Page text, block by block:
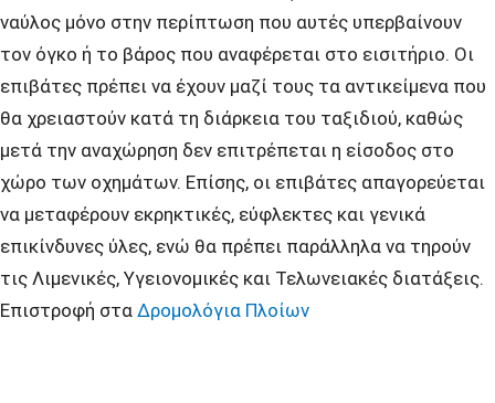
ναύλος μόνο στην περίπτωση που αυτές υπερβαίνουν
τον όγκο ή το βάρος που αναφέρεται στο εισιτήριο. Οι
επιβάτες πρέπει να έχουν μαζί τους τα αντικείμενα που
θα χρειαστούν κατά τη διάρκεια του ταξιδιού, καθώς
μετά την αναχώρηση δεν επιτρέπεται η είσοδος στο
χώρο των οχημάτων. Επίσης, οι επιβάτες απαγορεύεται
να μεταφέρουν εκρηκτικές, εύφλεκτες και γενικά
επικίνδυνες ύλες, ενώ θα πρέπει παράλληλα να τηρούν
τις Λιμενικές, Υγειονομικές και Τελωνειακές διατάξεις.
Επιστροφή στα Δρομολόγια Πλοίων